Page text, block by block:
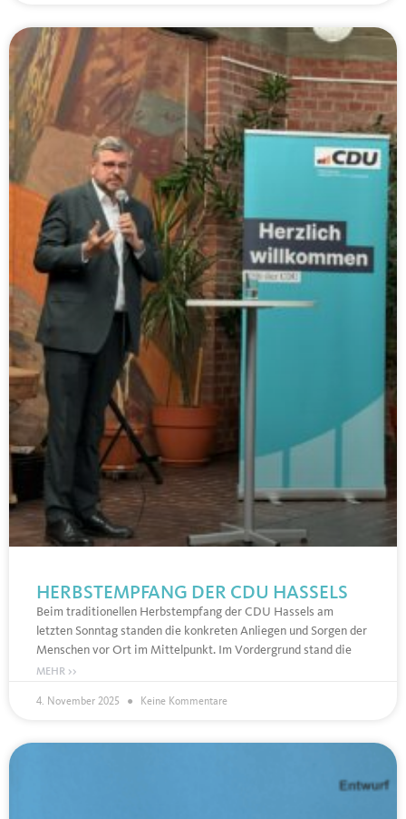
HERBSTEMPFANG DER CDU HASSELS
Beim traditionellen Herbstempfang der CDU Hassels am
letzten Sonntag standen die konkreten Anliegen und Sorgen der
Menschen vor Ort im Mittelpunkt. Im Vordergrund stand die
MEHR >>
4. November 2025 Keine Kommentare